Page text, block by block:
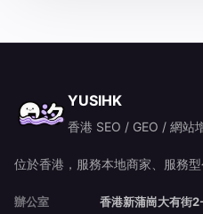
YUSIHK
香港 SEO / GEO / 網站
位於香港，服務本地商家、服務
辦公室
香港新蒲崗大有街